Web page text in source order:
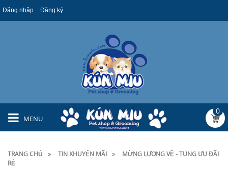
Đăng nhập Đăng ký
MENU
0
TRANG CHỦ TIN KHUYẾN MÃI
MỪNG LƯƠNG VỀ - TUNG ƯU ĐÃI
RẺ